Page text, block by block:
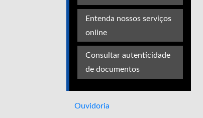
Entenda nossos serviços
online
Consultar autenticidade
de documentos
Ouvidoria